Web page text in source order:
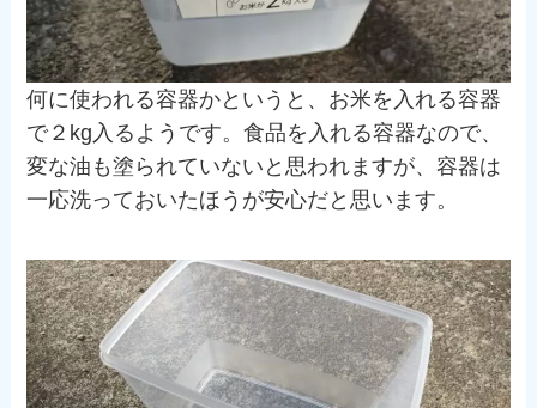
何に使われる容器かというと、お米を入れる容器
で２kg入るようです。食品を入れる容器なので、
変な油も塗られていないと思われますが、容器は
一応洗っておいたほうが安心だと思います。